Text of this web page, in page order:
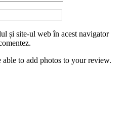
și site-ul web în acest navigator
to add photos to your review.